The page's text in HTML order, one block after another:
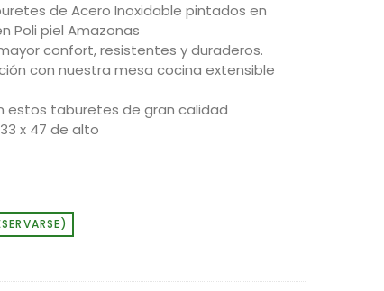
de Acero Inoxidable pintados en
Poli piel Amazonas
confort, resistentes y duraderos.
con nuestra mesa cocina extensible
estos taburetes de gran calidad
x 47 de alto